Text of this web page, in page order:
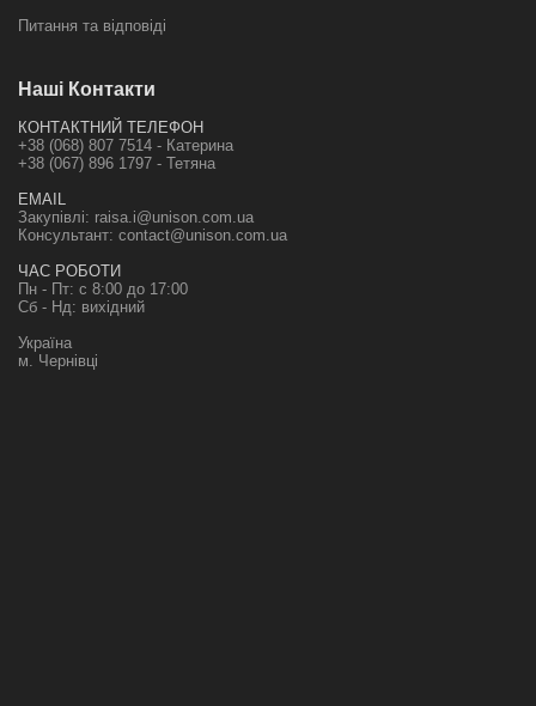
Питання та відповіді
Наші Контакти
КОНТАКТНИЙ ТЕЛЕФОН
+38 (068) 807 7514 - Катерина
+38 (067) 896 1797 - Тетяна
EMAIL
Закупівлі: raisa.i@unison.com.ua
Консультант: contact@unison.com.ua
ЧАС РОБОТИ
Пн - Пт: с 8:00 до 17:00
Сб - Нд: вихідний
Україна
м. Чернівці